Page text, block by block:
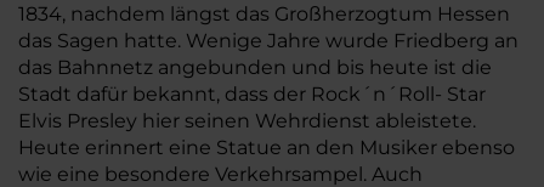
1834, nachdem längst das Großherzogtum Hessen
das Sagen hatte. Wenige Jahre wurde Friedberg an
das Bahnnetz angebunden und bis heute ist die
Stadt dafür bekannt, dass der Rock´n´Roll- Star
Elvis Presley hier seinen Wehrdienst ableistete.
Heute erinnert eine Statue an den Musiker ebenso
wie eine besondere Verkehrsampel. Auch